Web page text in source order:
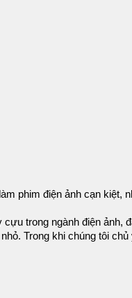
phim điện ảnh cạn kiệt,
cựu trong ngành điện ảnh,
Trong khi chúng tôi